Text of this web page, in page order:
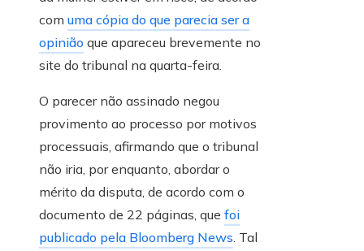
com uma cópia do que parecia ser a
opinião que apareceu brevemente no
site do tribunal na quarta-feira.
O parecer não assinado negou
provimento ao processo por motivos
processuais, afirmando que o tribunal
não iria, por enquanto, abordar o
mérito da disputa, de acordo com o
documento de 22 páginas, que foi
publicado pela Bloomberg News. Tal